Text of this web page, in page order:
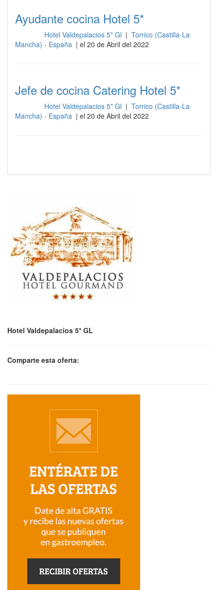
Ayudante cocina Hotel 5*
Hotel Valdepalacios 5* Gl | Torrico (Castilla-La
Mancha) - España | el 20 de Abril del 2022
Jefe de cocina Catering Hotel 5*
Hotel Valdepalacios 5* Gl | Torrico (Castilla-La
Mancha) - España | el 20 de Abril del 2022
Hotel Valdepalacios 5* GL
Comparte esta oferta: